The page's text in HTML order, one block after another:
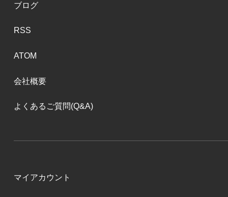
ブログ
RSS
ATOM
会社概要
よくあるご質問(Q&A)
マイアカウント